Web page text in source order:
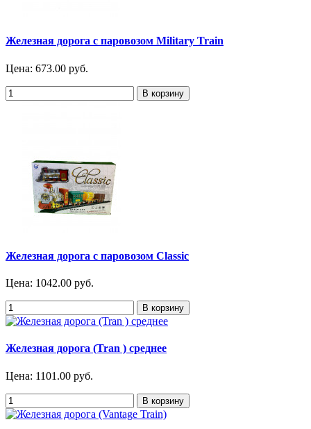
Железная дорога с паровозом Military Train
Цена: 673.00 руб.
Железная дорога с паровозом Classic
Цена: 1042.00 руб.
Железная дорога (Tran ) среднее
Цена: 1101.00 руб.